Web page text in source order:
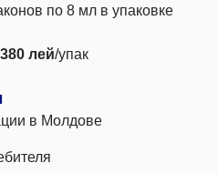
по 8 мл в упаковке
380 лей/упак
в Молдове